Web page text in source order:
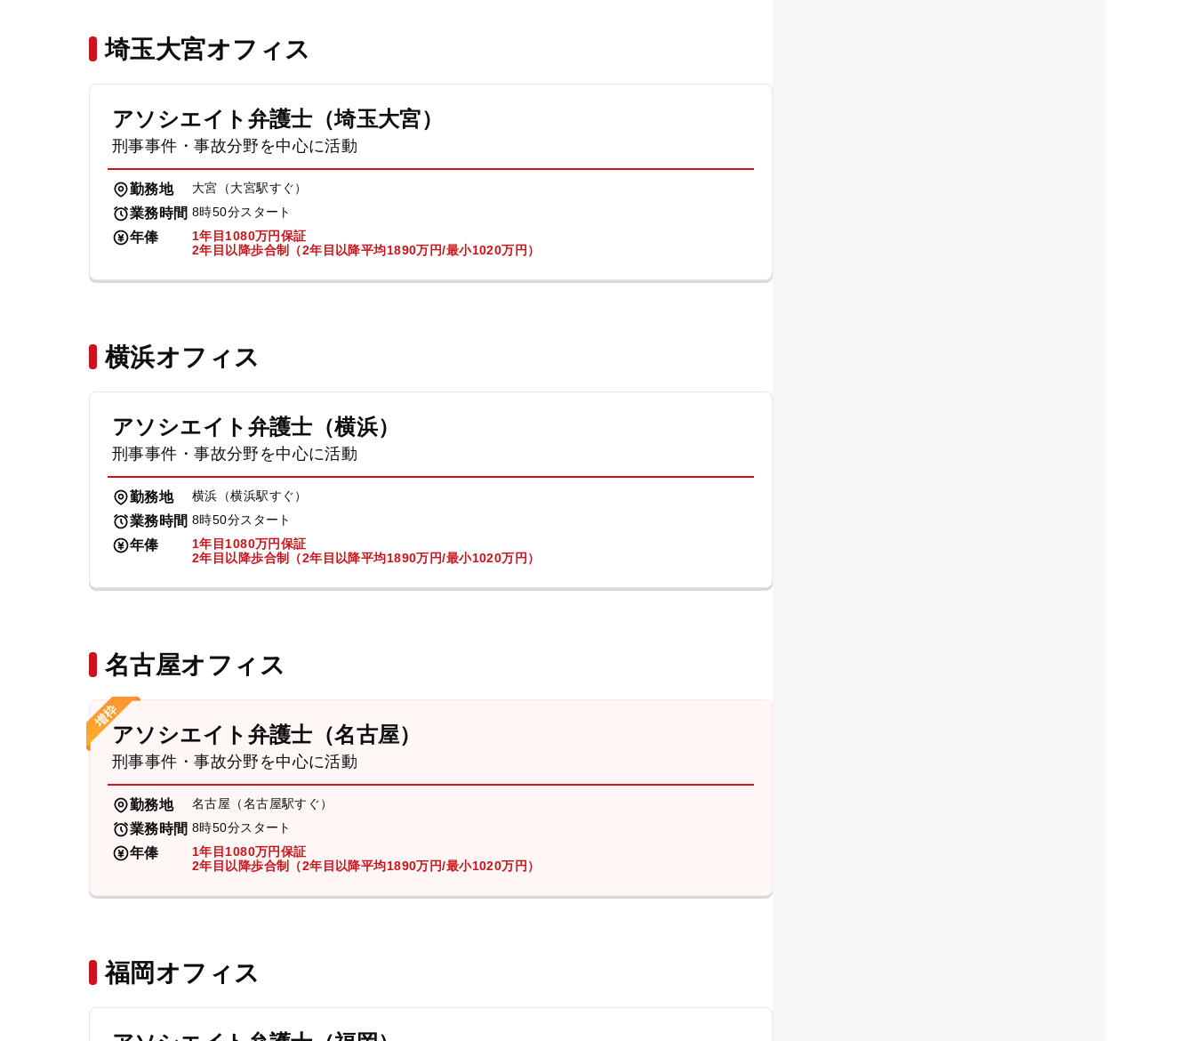
埼玉大宮オフィス
アソシエイト弁護士（埼玉大宮）
刑事事件・事故分野を中心に活動
勤務地 大宮（大宮駅すぐ）
業務時間 8時50分スタート
年俸
1年目1080万円保証
2年目以降歩合制（2年目以降平均1890万円/最小1020万円）
横浜オフィス
アソシエイト弁護士（横浜）
刑事事件・事故分野を中心に活動
勤務地 横浜（横浜駅すぐ）
業務時間 8時50分スタート
年俸
1年目1080万円保証
2年目以降歩合制（2年目以降平均1890万円/最小1020万円）
名古屋オフィス
アソシエイト弁護士（名古屋）
刑事事件・事故分野を中心に活動
勤務地 名古屋（名古屋駅すぐ）
業務時間 8時50分スタート
年俸
1年目1080万円保証
2年目以降歩合制（2年目以降平均1890万円/最小1020万円）
福岡オフィス